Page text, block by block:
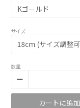
サイズ
数量
カートに追加